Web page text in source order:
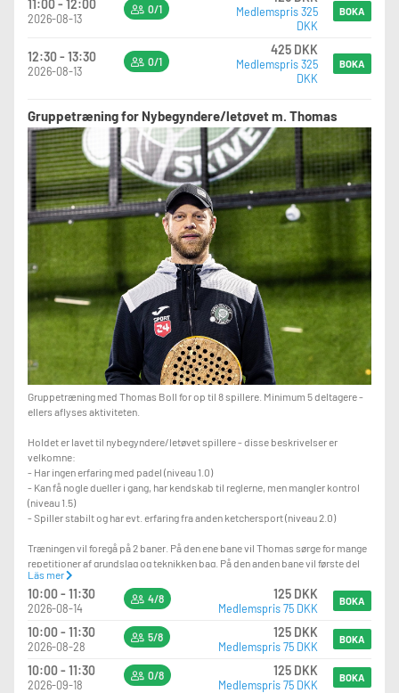
11:00 - 12:00
2026-08-13
0/1
Medlemspris 325
DKK
BOKA
12:30 - 13:30
2026-08-13
0/1
425 DKK
Medlemspris 325
DKK
BOKA
Gruppetræning for Nybegyndere/letøvet m. Thomas
Gruppetræning med Thomas Boll for op til 8 spillere. Minimum 5 deltagere -
ellers aflyses aktiviteten.
Holdet er lavet til nybegyndere/letøvet spillere - disse beskrivelser er
velkomne:
- Har ingen erfaring med padel (niveau 1.0)
- Kan få nogle dueller i gang, har kendskab til reglerne, men mangler kontrol
(niveau 1.5)
- Spiller stabilt og har evt. erfaring fra anden ketchersport (niveau 2.0)
Træningen vil foregå på 2 baner. På den ene bane vil Thomas sørge for mange
repetitioner af grundslag og teknikken bag. På den anden bane vil første del
bestå af øvelser Thomas igangsætter. Derudover vil en del af træningen
bestå af kamp/kamp relaterede øvelser.
Fokus punktet til den pågældende træning varierer fra uge til uge.
Vi glæder os til at se jer på holdet.
Läs mer
10:00 - 11:30
2026-08-14
4/8 125 DKK
Medlemspris 75 DKK
BOKA
10:00 - 11:30
2026-08-28
5/8 125 DKK
Medlemspris 75 DKK
BOKA
10:00 - 11:30
2026-09-18
0/8 125 DKK
Medlemspris 75 DKK
BOKA